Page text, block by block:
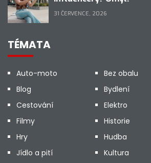
31 ČERVENCE, 2026
TÉMATA
Auto-moto
Bez obalu
Blog
Bydlení
Cestování
Elektro
Filmy
Historie
Hry
Hudba
Jídlo a pití
Kultura